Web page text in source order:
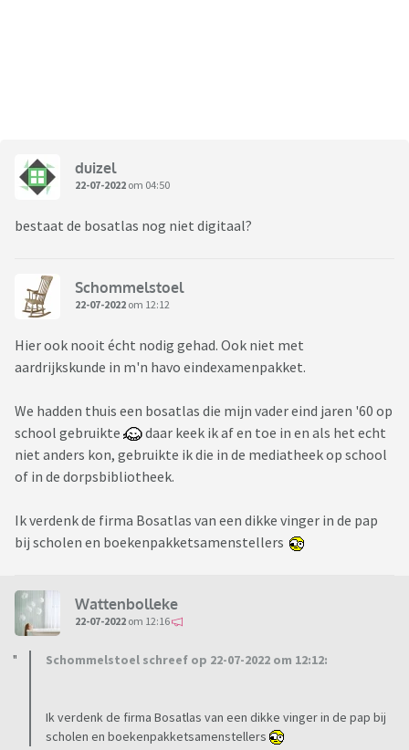
duizel
22-07-2022 om 04:50
bestaat de bosatlas nog niet digitaal?
Schommelstoel
22-07-2022 om 12:12
Hier ook nooit écht nodig gehad. Ook niet met
aardrijkskunde in m'n havo eindexamenpakket.
We hadden thuis een bosatlas die mijn vader eind jaren '60 op
school gebruikte
daar keek ik af en toe in en als het echt
niet anders kon, gebruikte ik die in de mediatheek op school
of in de dorpsbibliotheek.
Ik verdenk de firma Bosatlas van een dikke vinger in de pap
bij scholen en boekenpakketsamenstellers
Wattenbolleke
22-07-2022 om 12:16
Schommelstoel schreef op 22-07-2022 om 12:12:
Ik verdenk de firma Bosatlas van een dikke vinger in de pap bij
scholen en boekenpakketsamenstellers